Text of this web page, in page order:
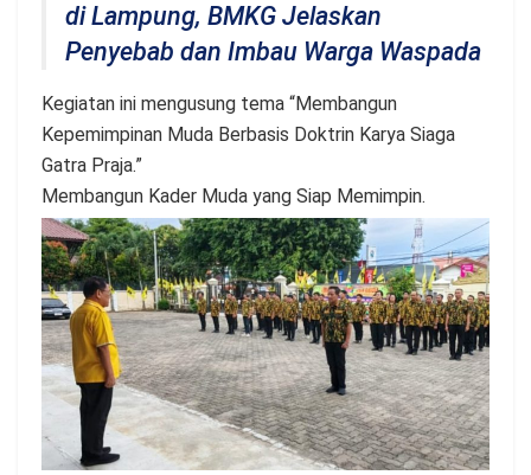
di Lampung, BMKG Jelaskan
Penyebab dan Imbau Warga Waspada
Kegiatan ini mengusung tema “Membangun
Kepemimpinan Muda Berbasis Doktrin Karya Siaga
Gatra Praja.”
Membangun Kader Muda yang Siap Memimpin.